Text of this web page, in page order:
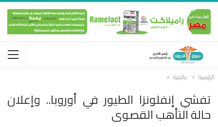
الرئيسية عالمية
تفشي إنفلونزا الطيور في أوروبا.. وإعلان
حالة التأهب القصوى